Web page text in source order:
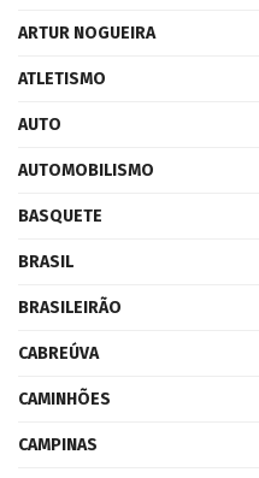
ARTUR NOGUEIRA
ATLETISMO
AUTO
AUTOMOBILISMO
BASQUETE
BRASIL
BRASILEIRÃO
CABREÚVA
CAMINHÕES
CAMPINAS